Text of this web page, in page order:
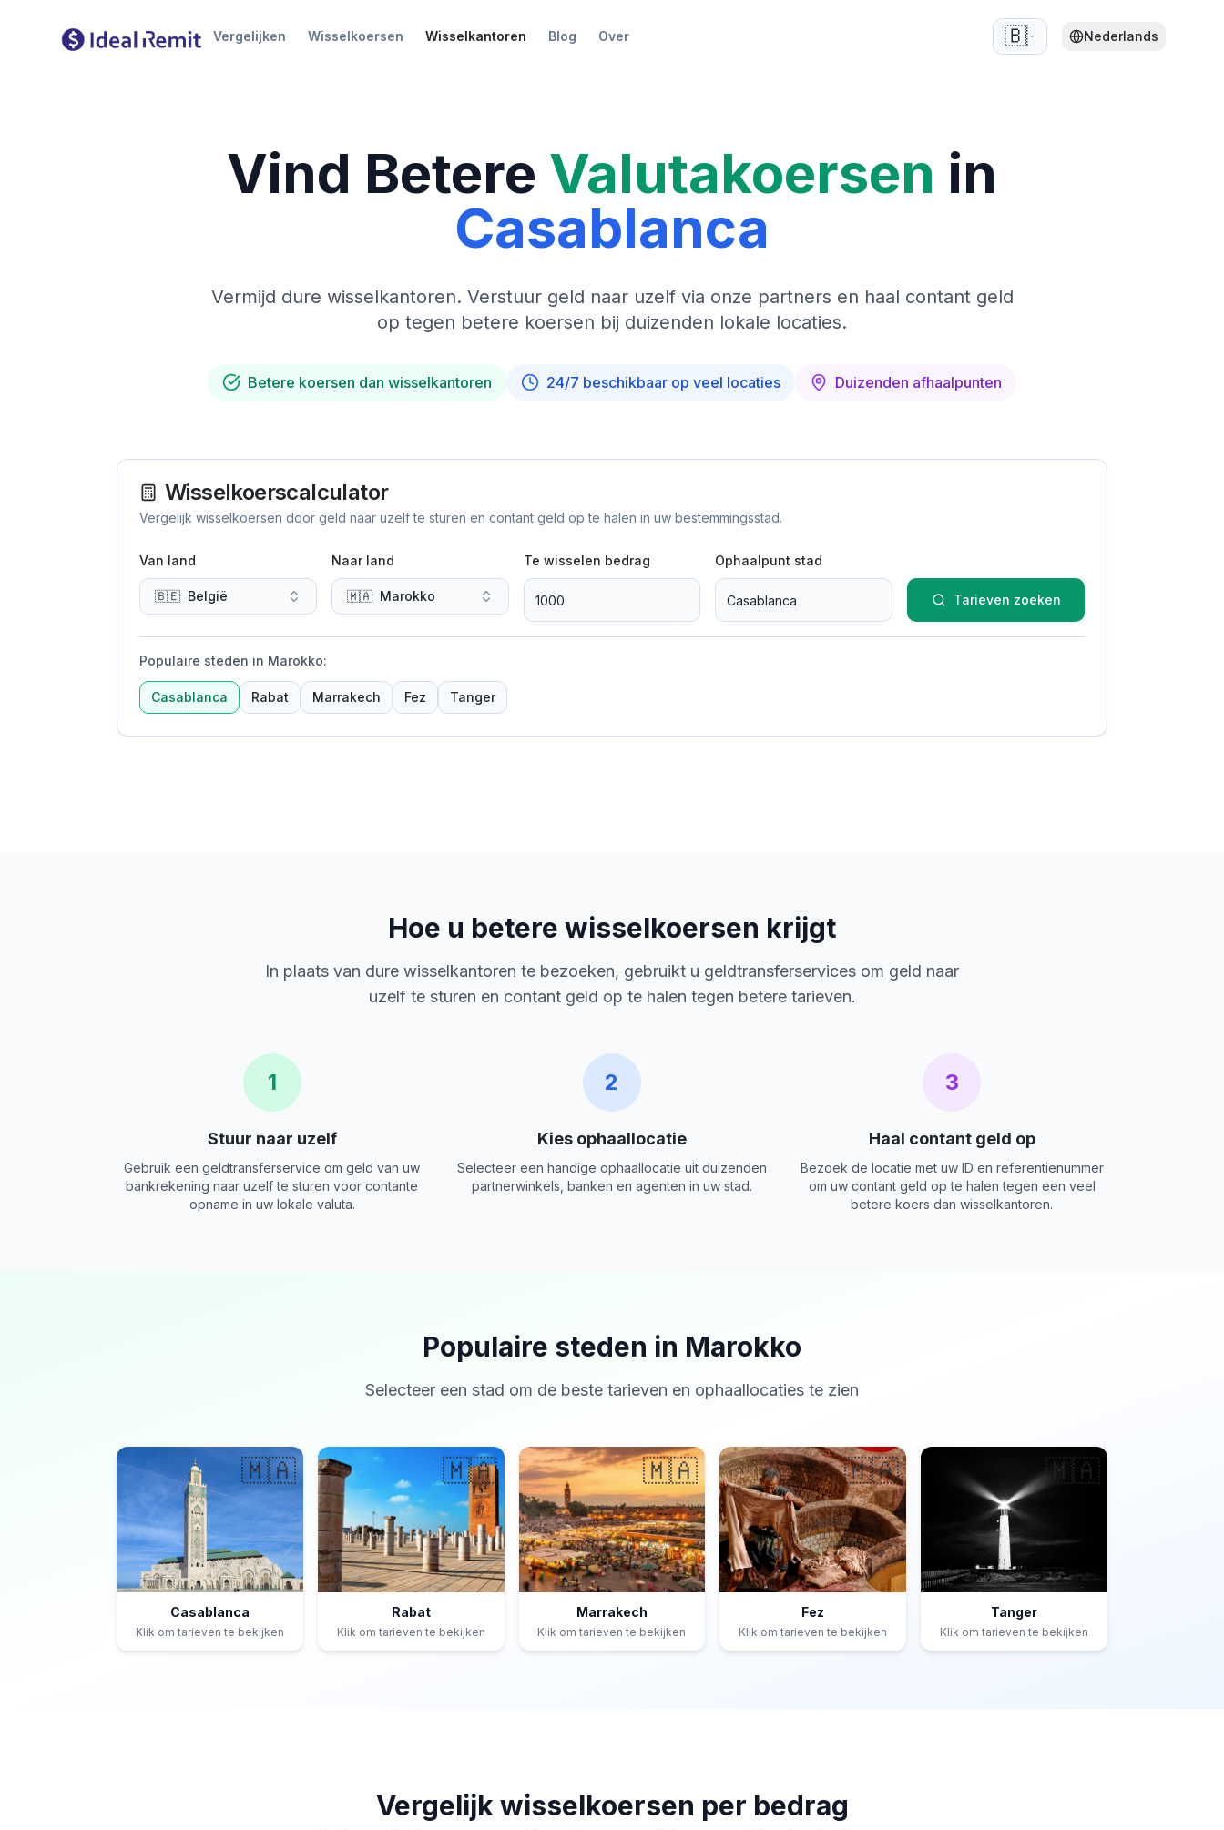
Vergelijken Wisselkoersen Wisselkantoren Blog Over 🇧🇪 Nederlands
Vind Betere Valutakoersen in
Casablanca
Vermijd dure wisselkantoren. Verstuur geld naar uzelf via onze partners en haal contant geld
op tegen betere koersen bij duizenden lokale locaties.
Betere koersen dan wisselkantoren 24/7 beschikbaar op veel locaties Duizenden afhaalpunten
Wisselkoerscalculator
Vergelijk wisselkoersen door geld naar uzelf te sturen en contant geld op te halen in uw bestemmingsstad.
Van land
🇧🇪 België
Naar land
🇲🇦 Marokko
Te wisselen bedrag Ophaalpunt stad
Tarieven zoeken
Populaire steden in Marokko:
Casablanca Rabat Marrakech Fez Tanger
Hoe u betere wisselkoersen krijgt
In plaats van dure wisselkantoren te bezoeken, gebruikt u geldtransferservices om geld naar
uzelf te sturen en contant geld op te halen tegen betere tarieven.
1
Stuur naar uzelf
Gebruik een geldtransferservice om geld van uw
bankrekening naar uzelf te sturen voor contante
opname in uw lokale valuta.
2
Kies ophaallocatie
Selecteer een handige ophaallocatie uit duizenden
partnerwinkels, banken en agenten in uw stad.
3
Haal contant geld op
Bezoek de locatie met uw ID en referentienummer
om uw contant geld op te halen tegen een veel
betere koers dan wisselkantoren.
Populaire steden in Marokko
Selecteer een stad om de beste tarieven en ophaallocaties te zien
🇲🇦
Casablanca
Klik om tarieven te bekijken
🇲🇦
Rabat
Klik om tarieven te bekijken
🇲🇦
Marrakech
Klik om tarieven te bekijken
🇲🇦
Fez
Klik om tarieven te bekijken
🇲🇦
Tanger
Klik om tarieven te bekijken
Vergelijk wisselkoersen per bedrag